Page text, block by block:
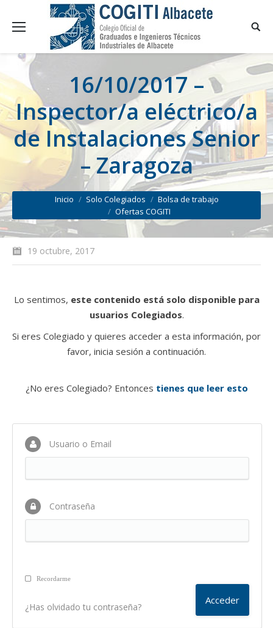
16/10/2017 –
Inspector/a eléctrico/a
de Instalaciones Senior
– Zaragoza
You are here:
Inicio Solo Colegiados
Bolsa de trabajo
Ofertas COGITI
19 octubre, 2017
Lo sentimos, este contenido está solo disponible para
usuarios Colegiados.
Si eres Colegiado y quieres acceder a esta información, por
favor, inicia sesión a continuación.
¿No eres Colegiado? Entonces tienes que leer esto
Usuario o Email
Contraseña
Recordarme
¿Has olvidado tu contraseña?